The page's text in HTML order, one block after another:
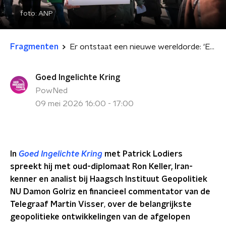
foto: ANP
Fragmenten Er ontstaat een nieuwe wereldorde: 'Een herschikking van de macht die we niet meer kunnen terugdraaien'
Goed Ingelichte Kring
PowNed
09 mei 2026 16:00 - 17:00
In Goed Ingelichte Kring met Patrick Lodiers
spreekt hij met oud-diplomaat Ron Keller, Iran-
kenner en analist bij Haagsch Instituut Geopolitiek
NU Damon Golriz en financieel commentator van de
Telegraaf Martin Visser, over de belangrijkste
geopolitieke ontwikkelingen van de afgelopen